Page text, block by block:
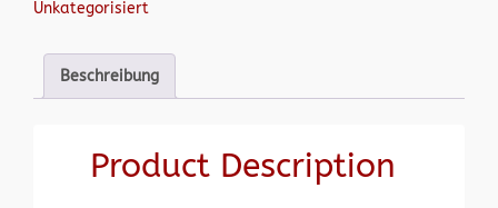
Unkategorisiert
Beschreibung
Product Description